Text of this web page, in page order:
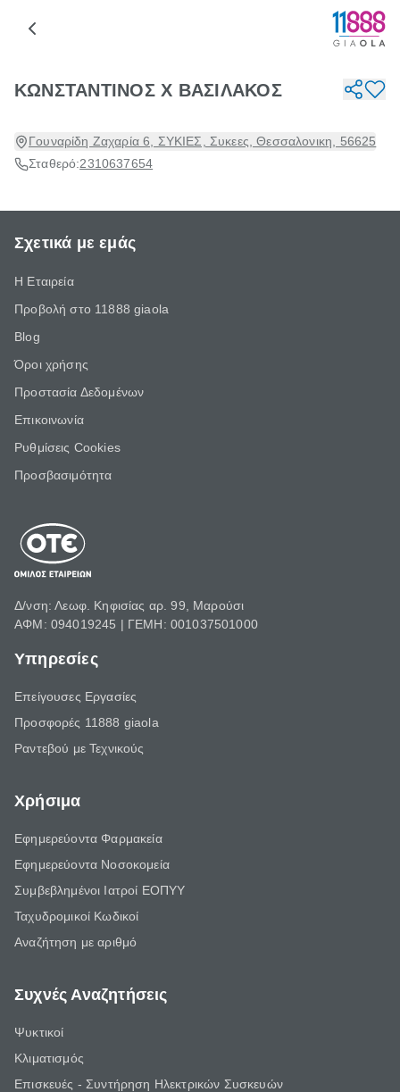
ΚΩΝΣΤΑΝΤΙΝΟΣ Χ ΒΑΣΙΛΑΚΟΣ
Γουναρίδη Ζαχαρία 6, ΣΥΚΙΕΣ, Συκεες, Θεσσαλονικη, 56625
Σταθερό:2310637654
Σχετικά με εμάς
Η Εταιρεία
Προβολή στο 11888 giaola
Blog
Όροι χρήσης
Προστασία Δεδομένων
Επικοινωνία
Ρυθμίσεις Cookies
Προσβασιμότητα
Δ/νση: Λεωφ. Κηφισίας αρ. 99, Μαρούσι
ΑΦΜ: 094019245 | ΓΕΜΗ: 001037501000
Υπηρεσίες
Επείγουσες Εργασίες
Προσφορές 11888 giaola
Ραντεβού με Τεχνικούς
Χρήσιμα
Εφημερεύοντα Φαρμακεία
Εφημερεύοντα Νοσοκομεία
Συμβεβλημένοι Ιατροί ΕΟΠΥΥ
Ταχυδρομικοί Κωδικοί
Αναζήτηση με αριθμό
Συχνές Αναζητήσεις
Ψυκτικοί
Κλιματισμός
Επισκευές - Συντήρηση Ηλεκτρικών Συσκευών